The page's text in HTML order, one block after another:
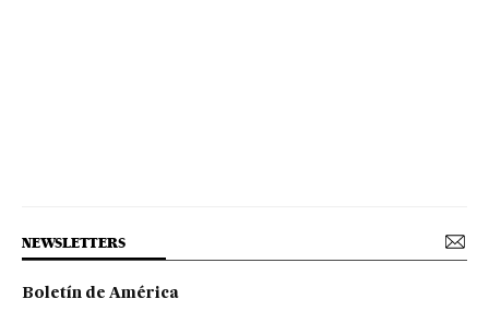
NEWSLETTERS
Boletín de América